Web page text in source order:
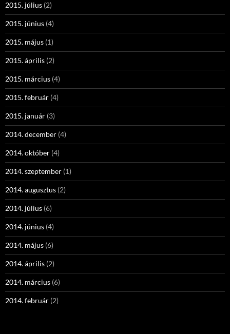
2015. július (2)
2015. június (4)
2015. május (1)
2015. április (2)
2015. március (4)
2015. február (4)
2015. január (3)
2014. december (4)
2014. október (4)
2014. szeptember (1)
2014. augusztus (2)
2014. július (6)
2014. június (4)
2014. május (6)
2014. április (2)
2014. március (6)
2014. február (2)